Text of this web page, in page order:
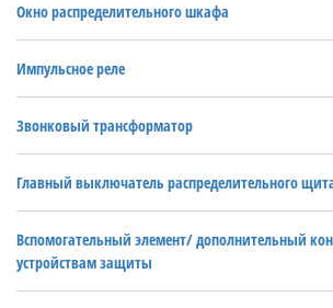
Окно распределительного шкафа
Импульсное реле
Звонковый трансформатор
Главный выключатель распределительного
Вспомогательный элемент/ дополнительный
устройствам защиты